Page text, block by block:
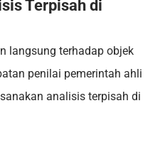
Terpisah di
langsung terhadap objek
penilai pemerintah ahli
analisis terpisah di